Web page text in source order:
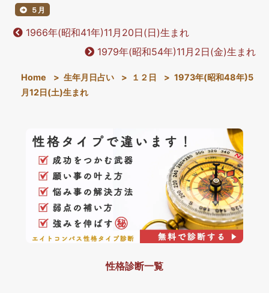
５月
1966年(昭和41年)11月20日(日)生まれ
1979年(昭和54年)11月2日(金)生まれ
Home > 生年月日占い > １２日 > 1973年(昭和48年)5
月12日(土)生まれ
性格診断一覧